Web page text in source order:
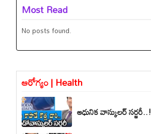
Most Read
No posts found.
ఆరోగ్యం | Health
ఆధునిక వాస్కులర్ సర్జరీ..!